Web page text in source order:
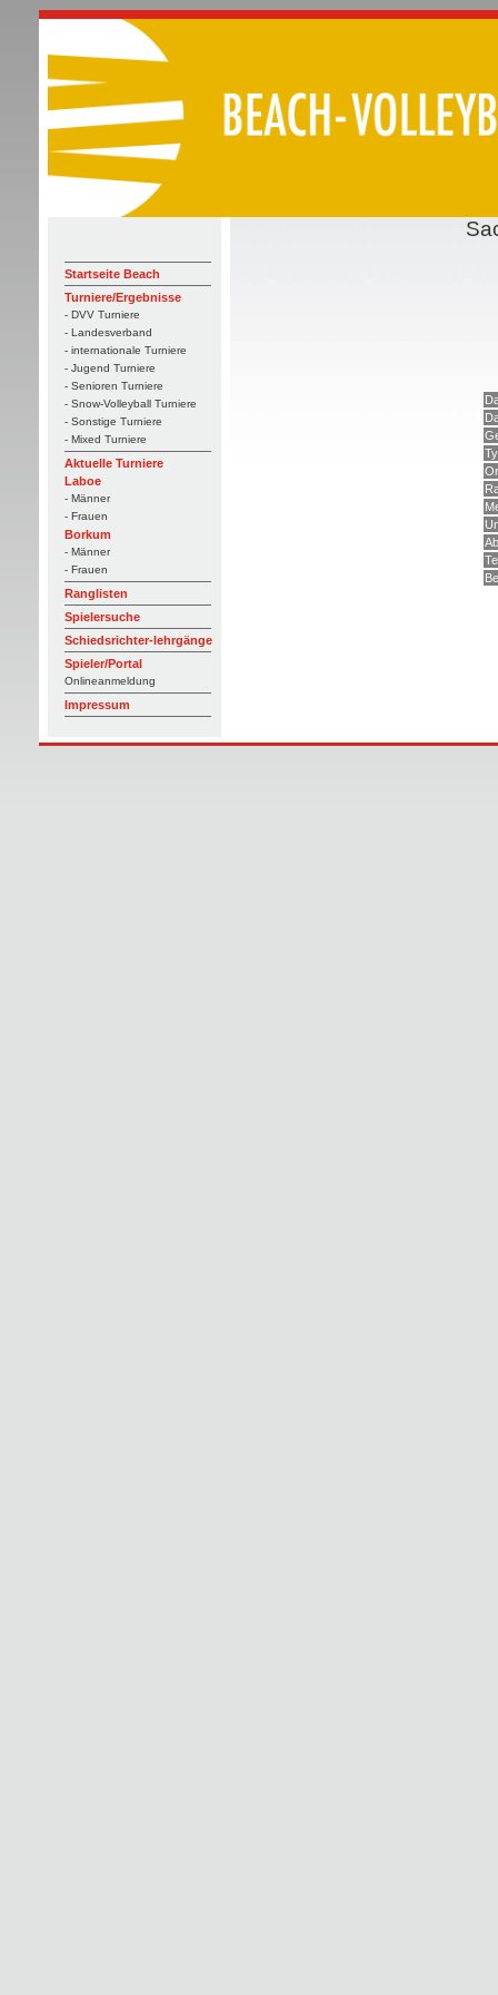
Startseite Beach
Turniere/Ergebnisse
- DVV Turniere
- Landesverband
- internationale Turniere
- Jugend Turniere
- Senioren Turniere
- Snow-Volleyball Turniere
- Sonstige Turniere
- Mixed Turniere
Aktuelle Turniere
Laboe
- Männer
- Frauen
Borkum
- Männer
- Frauen
Ranglisten
Spielersuche
Schiedsrichter-lehrgänge
Spieler/Portal
Onlineanmeldung
Impressum